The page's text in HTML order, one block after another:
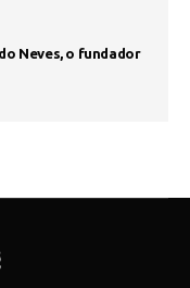
Neves, o fundador